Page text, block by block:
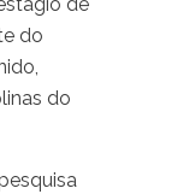
de
do
do